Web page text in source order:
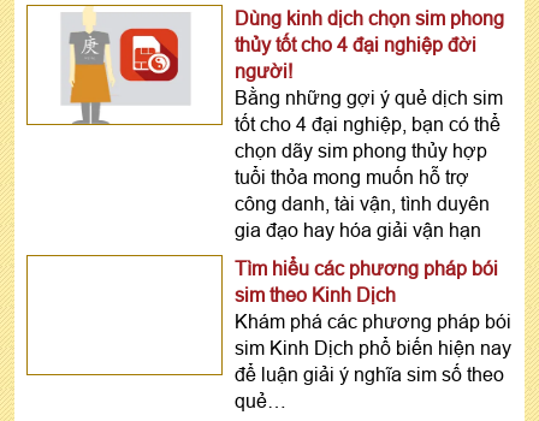
Dùng kinh dịch chọn sim phong
thủy tốt cho 4 đại nghiệp đời
người!
Bằng những gợi ý quẻ dịch sim
tốt cho 4 đại nghiệp, bạn có thể
chọn dãy sim phong thủy hợp
tuổi thỏa mong muốn hỗ trợ
công danh, tài vận, tình duyên
gia đạo hay hóa giải vận hạn
Tìm hiểu các phương pháp bói
sim theo Kinh Dịch
Khám phá các phương pháp bói
sim Kinh Dịch phổ biến hiện nay
để luận giải ý nghĩa sim số theo
quẻ…